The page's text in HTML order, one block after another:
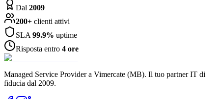
Dal 2009
200+ clienti attivi
SLA 99.9% uptime
Risposta entro 4 ore
Managed Service Provider a Vimercate (MB). Il tuo partner IT di
fiducia dal 2009.